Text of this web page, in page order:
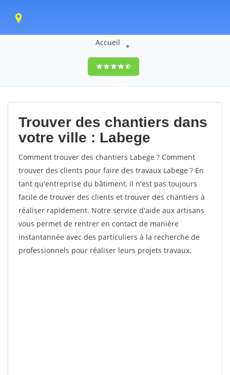
Accueil
9,5(100%)0
votes
Trouver des chantiers dans
votre ville : Labege
Comment trouver des chantiers Labege ? Comment
trouver des clients pour faire des travaux Labege ? En
tant qu'entreprise du bâtiment, il n'est pas toujours
facile de trouver des clients et trouver des chantiers à
réaliser rapidement. Notre service d'aide aux artisans
vous permet de rentrer en contact de manière
instantannée avec des particuliers à la recherche de
professionnels pour réaliser leurs projets travaux.